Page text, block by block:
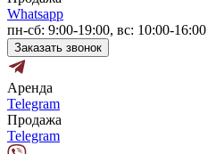
Whatsapp
пн-сб: 9:00-19:00, вс: 10:00-16:00
Заказать звонок
Аренда
Telegram
Продажа
Telegram